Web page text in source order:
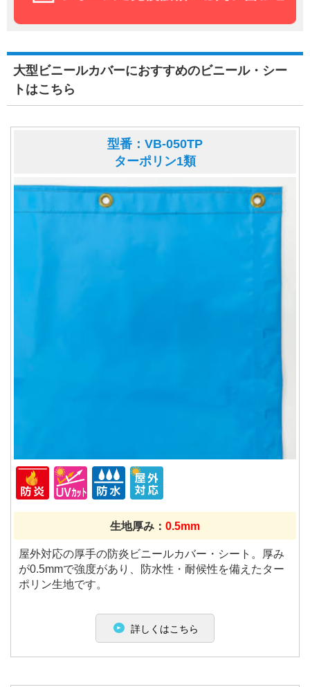
大型ビニールカバーにおすすめのビニール・シー
トはこちら
型番：VB-050TP
ターポリン1類
生地厚み： 0.5mm
屋外対応の厚手の防炎ビニールカバー・シート。厚み
が0.5mmで強度があり、防水性・耐候性を備えたター
ポリン生地です。
詳しくはこちら